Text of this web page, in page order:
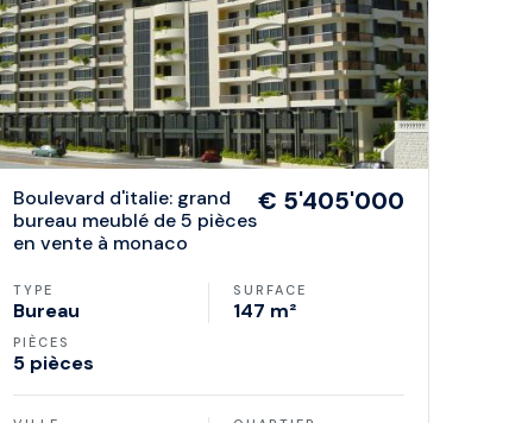
boulevard d'italie: grand
bureau meublé de 5 pièces
en vente à monaco
€ 5'405'000
TYPE
Bureau
SURFACE
147 m²
PIÈCES
5 pièces